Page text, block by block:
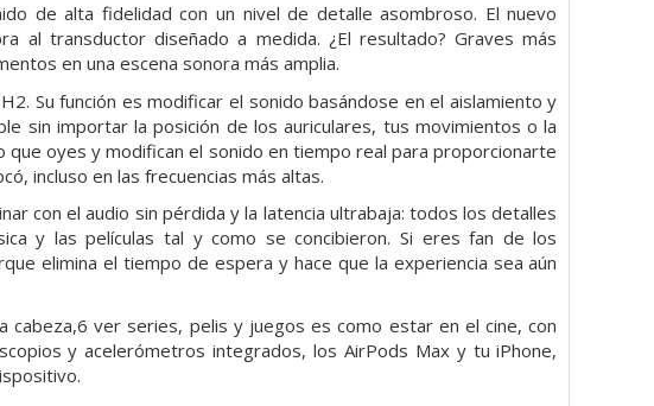
de alta fidelidad con un nivel de detalle asombroso. El nuevo
al transductor diseñado a medida. ¿El resultado? Graves más
en una escena sonora más amplia.
Su función es modificar el sonido basándose en el aislamiento y
sin importar la posición de los auriculares, tus movimientos o la
oyes y modifican el sonido en tiempo real para proporcionarte
incluso en las frecuencias más altas.
con el audio sin pérdida y la latencia ultrabaja: todos los detalles
y las películas tal y como se concibieron. Si eres fan de los
elimina el tiempo de espera y hace que la experiencia sea aún
cabeza,6 ver series, pelis y juegos es como estar en el cine, con
y acelerómetros integrados, los AirPods Max y tu iPhone,